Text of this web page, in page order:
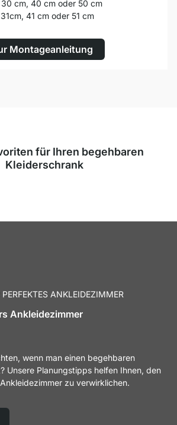
30 cm, 40 cm oder 50 cm
41 cm oder 51 cm
Montageanleitung
für Ihren begehbaren
Kleiderschrank
ANKLEIDEZIMMER
Ankleidezimmer
wenn man einen begehbaren
Unsere Planungstipps helfen Ihnen, den
zu verwirklichen.